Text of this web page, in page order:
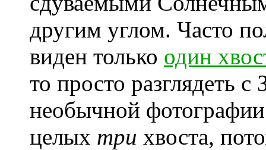
другим углом. Часто
виден только один
то просто разглядеть
необычной
целых три хвоста,